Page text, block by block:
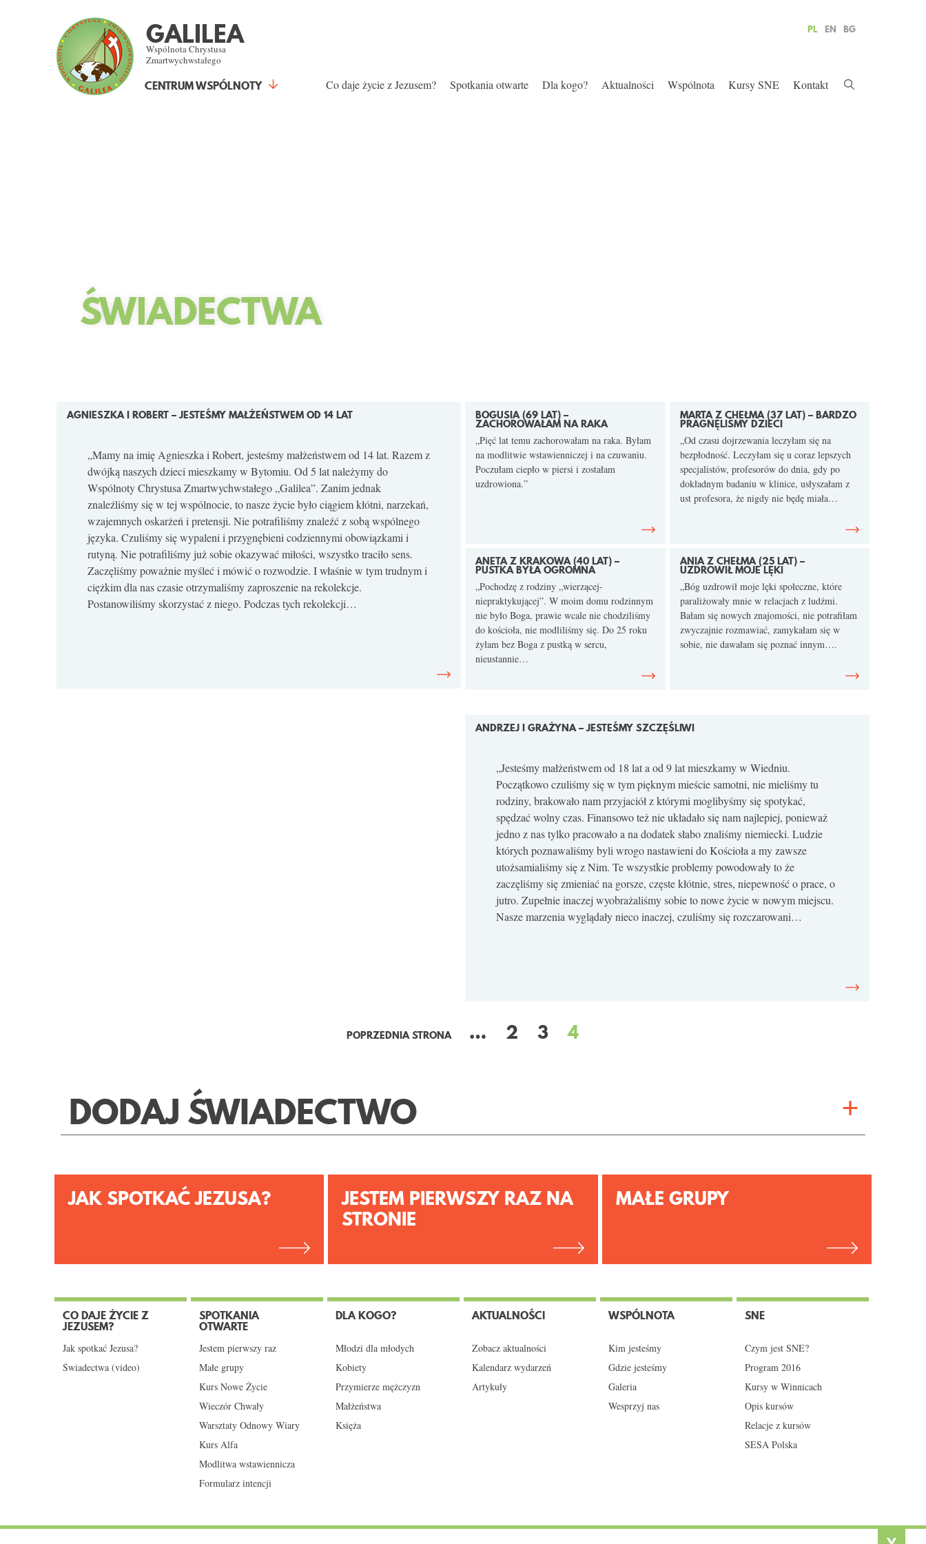
GALILEA
Wspólnota Chrystusa
Zmartwychwstałego
CENTRUM WSPÓLNOTY
PL EN BG
Co daje życie z Jezusem? Spotkania otwarte Dla kogo? Aktualności Wspólnota Kursy SNE Kontakt
ŚWIADECTWA
AGNIESZKA I ROBERT – JESTEŚMY MAŁŻEŃSTWEM OD 14 LAT
„Mamy na imię Agnieszka i Robert, jesteśmy małżeństwem od 14 lat. Razem z
dwójką naszych dzieci mieszkamy w Bytomiu. Od 5 lat należymy do
Wspólnoty Chrystusa Zmartwychwstałego „Galilea”. Zanim jednak
znaleźliśmy się w tej wspólnocie, to nasze życie było ciągiem kłótni, narzekań,
wzajemnych oskarżeń i pretensji. Nie potrafiliśmy znaleźć z sobą wspólnego
języka. Czuliśmy się wypaleni i przygnębieni codziennymi obowiązkami i
rutyną. Nie potrafiliśmy już sobie okazywać miłości, wszystko traciło sens.
Zaczęliśmy poważnie myśleć i mówić o rozwodzie. I właśnie w tym trudnym i
ciężkim dla nas czasie otrzymaliśmy zaproszenie na rekolekcje.
Postanowiliśmy skorzystać z niego. Podczas tych rekolekcji…
BOGUSIA (69 LAT) –
ZACHOROWAŁAM NA RAKA
„Pięć lat temu zachorowałam na raka. Byłam
na modlitwie wstawienniczej i na czuwaniu.
Poczułam ciepło w piersi i zostałam
uzdrowiona.”
MARTA Z CHEŁMA (37 LAT) – BARDZO
PRAGNĘLIŚMY DZIECI
„Od czasu dojrzewania leczyłam się na
bezpłodność. Leczyłam się u coraz lepszych
specjalistów, profesorów do dnia, gdy po
dokładnym badaniu w klinice, usłyszałam z
ust profesora, że nigdy nie będę miała…
ANETA Z KRAKOWA (40 LAT) –
PUSTKA BYŁA OGROMNA
„Pochodzę z rodziny „wierzącej-
niepraktykującej”. W moim domu rodzinnym
nie było Boga, prawie wcale nie chodziliśmy
do kościoła, nie modliliśmy się. Do 25 roku
żyłam bez Boga z pustką w sercu,
nieustannie…
ANIA Z CHEŁMA (25 LAT) –
UZDROWIŁ MOJE LĘKI
„Bóg uzdrowił moje lęki społeczne, które
paraliżowały mnie w relacjach z ludźmi.
Bałam się nowych znajomości, nie potrafiłam
zwyczajnie rozmawiać, zamykałam się w
sobie, nie dawałam się poznać innym….
ANDRZEJ I GRAŻYNA – JESTEŚMY SZCZĘŚLIWI
„Jesteśmy małżeństwem od 18 lat a od 9 lat mieszkamy w Wiedniu.
Początkowo czuliśmy się w tym pięknym mieście samotni, nie mieliśmy tu
rodziny, brakowało nam przyjaciół z którymi moglibyśmy się spotykać,
spędzać wolny czas. Finansowo też nie układało się nam najlepiej, ponieważ
jedno z nas tylko pracowało a na dodatek słabo znaliśmy niemiecki. Ludzie
których poznawaliśmy byli wrogo nastawieni do Kościoła a my zawsze
utożsamialiśmy się z Nim. Te wszystkie problemy powodowały to że
zaczęliśmy się zmieniać na gorsze, częste kłótnie, stres, niepewność o prace, o
jutro. Zupełnie inaczej wyobrażaliśmy sobie to nowe życie w nowym miejscu.
Nasze marzenia wyglądały nieco inaczej, czuliśmy się rozczarowani…
STRONY
POPRZEDNIA STRONA … 2 3 4
DODAJ ŚWIADECTWO
JAK SPOTKAĆ JEZUSA?
JESTEM PIERWSZY RAZ NA
STRONIE
MAŁE GRUPY
CO DAJE ŻYCIE Z
JEZUSEM?
Jak spotkać Jezusa?
Świadectwa (video)
SPOTKANIA
OTWARTE
Jestem pierwszy raz
Małe grupy
Kurs Nowe Życie
Wieczór Chwały
Warsztaty Odnowy Wiary
Kurs Alfa
Modlitwa wstawiennicza
Formularz intencji
DLA KOGO?
Młodzi dla młodych
Kobiety
Przymierze mężczyzn
Małżeństwa
Księża
AKTUALNOŚCI
Zobacz aktualności
Kalendarz wydarzeń
Artykuły
WSPÓLNOTA
Kim jesteśmy
Gdzie jesteśmy
Galeria
Wesprzyj nas
SNE
Czym jest SNE?
Program 2016
Kursy w Winnicach
Opis kursów
Relacje z kursów
SESA Polska